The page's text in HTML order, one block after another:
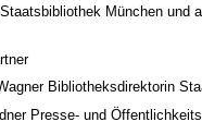
München und
Bibliotheksdirektorin
Presse- und